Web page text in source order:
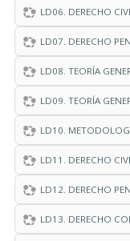
LD06. DERECHO
LD07. DERECHO
LD08. TEORÍA
LD09. TEORÍA
LD10.
LD11. DERECHO
LD12. DERECHO
LD13. DERECHO